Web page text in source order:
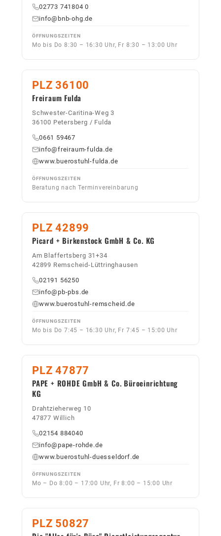
02773 741804 0
info@bnb-ohg.de
ÖFFNUNGSZEITEN
Mo bis Do 8:30 – 16:30 Uhr, Fr 8:30 – 13:00 Uhr
PLZ 36100
Freiraum Fulda
Schwester-Caritina-Weg 3
36100 Petersberg / Fulda
0661 59467
info@freiraum-fulda.de
www.buerostuhl-fulda.de
ÖFFNUNGSZEITEN
Beratung nach Terminvereinbarung
PLZ 42899
Picard + Birkenstock GmbH & Co. KG
Am Blaffertsberg 31+34
42899 Remscheid-Lüttringhausen
02191 56250
info@pb-pbs.de
www.buerostuhl-remscheid.de
ÖFFNUNGSZEITEN
Mo bis Do 7:45 – 16:30 Uhr, Fr 7:45 – 15:00 Uhr
PLZ 47877
PAPE + ROHDE GmbH & Co. Büroeinrichtung
KG
Drahtzieherweg 10
47877 Willich
02154 884040
info@pape-rohde.de
www.buerostuhl-duesseldorf.de
ÖFFNUNGSZEITEN
Mo – Do 8:00 – 17:00 Uhr, Fr 8:00 – 15:00 Uhr
PLZ 50827